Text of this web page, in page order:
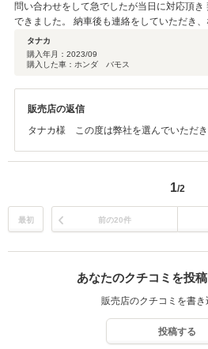
問い合わせをして急でしたが当日に対応頂
できました。 納車後も連絡をしていただき
と思いました。 旧車なので細かいことはあ
ております この度はありがとうございました
タナカ
購入年月： 2023/09
購入した車：ホンダ バモス
販売店の返信
タナカ様 この度は弊社を選んでいただ
お願いします。
1/2
最初 前の20件
あなたのクチコミを投
販売店のクチコミを書き
投稿する